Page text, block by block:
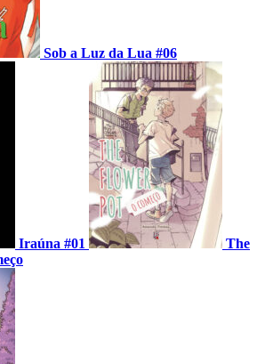
Sob a Luz da Lua #06
Iraúna #01
The